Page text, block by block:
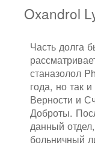
Oxandrol
Часть долга
станазолол
года, но так
Верности и
Доброты.
данный
больничный